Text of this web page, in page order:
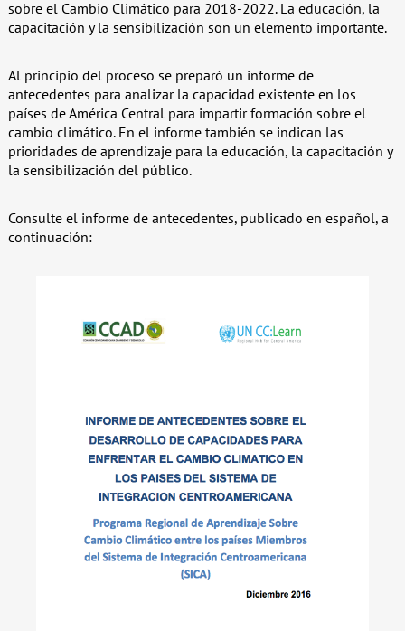
sobre el Cambio Climático para 2018-2022. La educación, la
capacitación y la sensibilización son un elemento importante.
Al principio del proceso se preparó un informe de
antecedentes para analizar la capacidad existente en los
países de América Central para impartir formación sobre el
cambio climático. En el informe también se indican las
prioridades de aprendizaje para la educación, la capacitación y
la sensibilización del público.
Consulte el informe de antecedentes, publicado en español, a
continuación: